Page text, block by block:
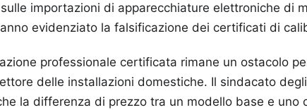
importazioni di apparecchiature elettroniche di
evidenziato la falsificazione dei certificati di
professionale certificata rimane un ostacolo
delle installazioni domestiche. Il sindacato
la differenza di prezzo tra un modello base e uno